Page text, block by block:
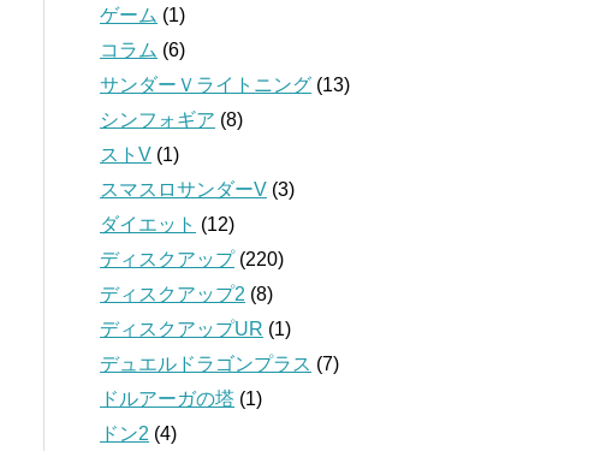
ゲーム (1)
コラム (6)
サンダーＶライトニング (13)
シンフォギア (8)
ストV (1)
スマスロサンダーV (3)
ダイエット (12)
ディスクアップ(220)
ディスクアップ2 (8)
ディスクアップUR (1)
デュエルドラゴンプラス (7)
ドルアーガの塔 (1)
ドン2 (4)